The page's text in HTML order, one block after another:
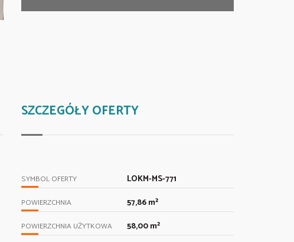
SZCZEGÓŁY OFERTY
SYMBOL OFERTY LOKM-MS-771
POWIERZCHNIA 57,86 m²
POWIERZCHNIA UŻYTKOWA 58,00 m²